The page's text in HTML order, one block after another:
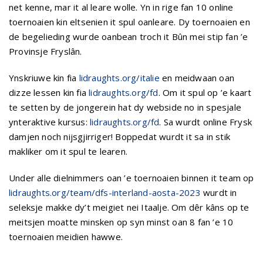
net kenne, mar it al leare wolle. Yn in rige fan 10 online
toernoaien kin eltsenien it spul oanleare. Dy toernoaien en
de begelieding wurde oanbean troch it Bûn mei stip fan ’e
Provinsje Fryslân.
Ynskriuwe kin fia lidraughts.org/italie en meidwaan oan
dizze lessen kin fialidraughts.org/fd. Om it spul op ’e kaart
te setten by de jongerein hat dy webside no in spesjale
ynteraktive kursus: lidraughts.org/fd. Sa wurdt online Frysk
damjen noch nijsgjirriger! Boppedat wurdt it sa in stik
makliker om it spul te learen.
Under alle dielnimmers oan ’e toernoaien binnen it team op
lidraughts.org/team/dfs-interland-aosta-2023 wurdt in
seleksje makke dy’t meigiet nei Itaalje. Om dêr kâns op te
meitsjen moatte minsken op syn minst oan 8 fan ’e 10
toernoaien meidien hawwe.